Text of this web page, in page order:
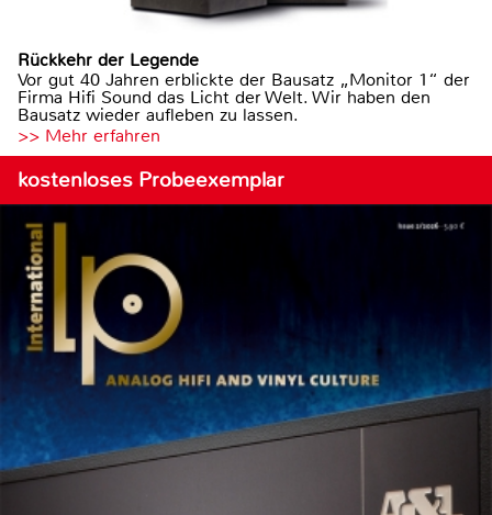
Rückkehr der Legende
Vor gut 40 Jahren erblickte der Bausatz „Monitor 1“ der
Firma Hifi Sound das Licht der Welt. Wir haben den
Bausatz wieder aufleben zu lassen.
>> Mehr erfahren
kostenloses Probeexemplar